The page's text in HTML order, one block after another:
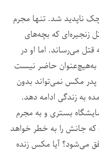
ناپدید شد. تنها مجرم
زنجیره‌ای که بچه‌های
می‌رساند. اما او در
حاضر نیست
مکس نمی‌تواند بدون
به زندگی ادامه دهد.
بستری و به مجرم
جانش را به خطر خواهد
می‌شود؟ آیا مکس زنده